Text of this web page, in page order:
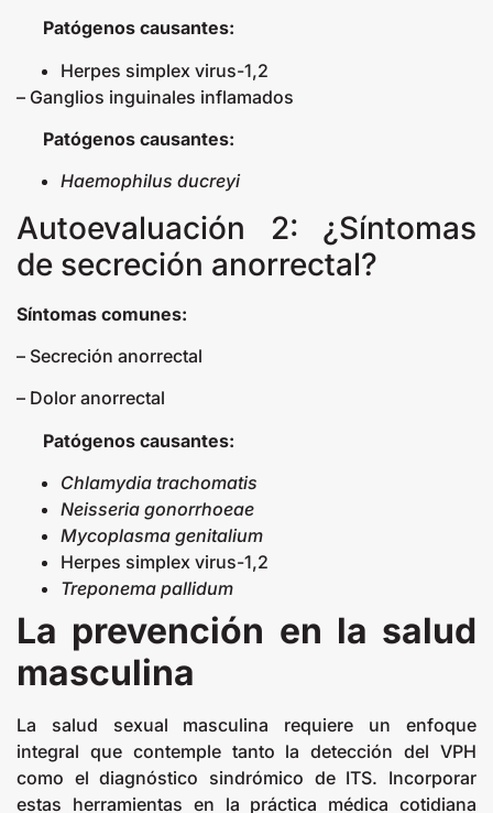
Patógenos causantes:
Herpes simplex virus-1,2
– Ganglios inguinales inflamados
Patógenos causantes:
Haemophilus ducreyi
Autoevaluación 2: ¿Síntomas
de secreción anorrectal?
Síntomas comunes:
– Secreción anorrectal
– Dolor anorrectal
Patógenos causantes:
Chlamydia trachomatis
Neisseria gonorrhoeae
Mycoplasma genitalium
Herpes simplex virus-1,2
Treponema pallidum
La prevención en la salud
masculina
La salud sexual masculina requiere un enfoque
integral que contemple tanto la detección del VPH
como el diagnóstico sindrómico de ITS. Incorporar
estas herramientas en la práctica médica cotidiana